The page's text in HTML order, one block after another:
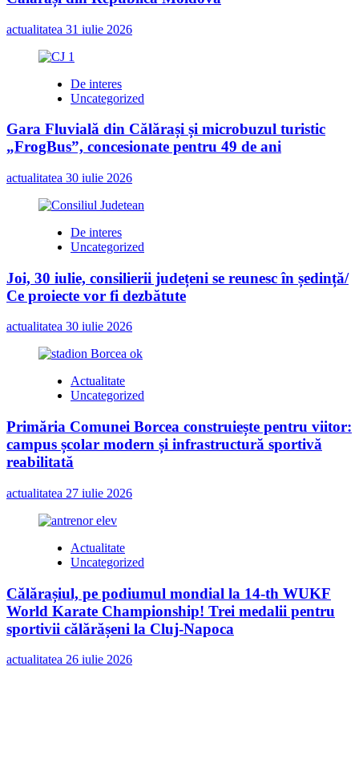
lider
din
PNL-
actualitatea 31 iulie 2026
De interes
Uncategorized
Gara Fluvială din Călărași și microbuzul turistic
„FrogBus”, concesionate pentru 49 de ani
actualitatea 30 iulie 2026
De interes
Uncategorized
Joi, 30 iulie, consilierii județeni se reunesc în ședință/
Ce proiecte vor fi dezbătute
actualitatea 30 iulie 2026
Actualitate
Uncategorized
Primăria Comunei Borcea construiește pentru viitor:
campus școlar modern și infrastructură sportivă
reabilitată
actualitatea 27 iulie 2026
Actualitate
Uncategorized
Călărașiul, pe podiumul mondial la 14-th WUKF
World Karate Championship! Trei medalii pentru
sportivii călărășeni la Cluj-Napoca
actualitatea 26 iulie 2026